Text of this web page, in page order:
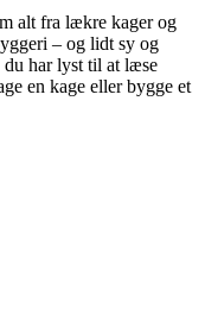
alt fra lækre kager og
– og lidt sy og
du har lyst til at læse
en kage eller bygge et